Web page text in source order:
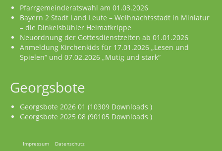
Pfarrgemeinderatswahl am 01.03.2026
Bayern 2 Stadt Land Leute – Weihnachtsstadt in Miniatur
– die Dinkelsbühler Heimatkrippe
Neuordnung der Gottesdienstzeiten ab 01.01.2026
Anmeldung Kirchenkids für 17.01.2026 „Lesen und
Spielen“ und 07.02.2026 „Mutig und stark“
Georgsbote
Georgsbote 2026 01 (10309 Downloads )
Georgsbote 2025 08 (90105 Downloads )
Impressum
Datenschutz